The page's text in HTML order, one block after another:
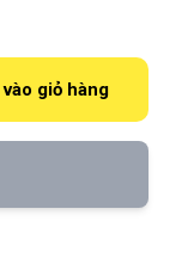
số lượng
giỏ hàng